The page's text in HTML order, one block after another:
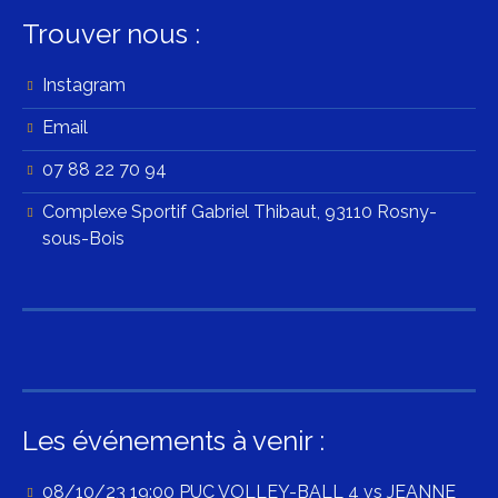
Trouver nous :
Instagram
Email
07 88 22 70 94
Complexe Sportif Gabriel Thibaut, 93110 Rosny-
sous-Bois
Les événements à venir :
08/10/23 19:00 PUC VOLLEY-BALL 4 vs JEANNE